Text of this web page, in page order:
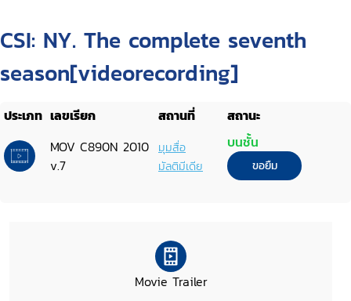
CSI: NY. The complete seventh
season[videorecording]
ประเภท เลขเรียก สถานที่
สถานะ
MOV C890N 2010
v.7
มุมสื่อ
มัลติมีเดีย
บนชั้น
ขอยืม
Movie Trailer